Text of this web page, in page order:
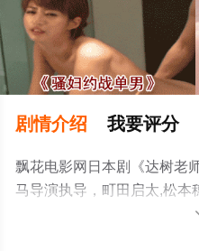
剧情介绍 我要评分
飘花电影网日本剧《达树老
马导演执导，町田启太,松本
瑠,池村碧彩,永濑矢纮,永濑